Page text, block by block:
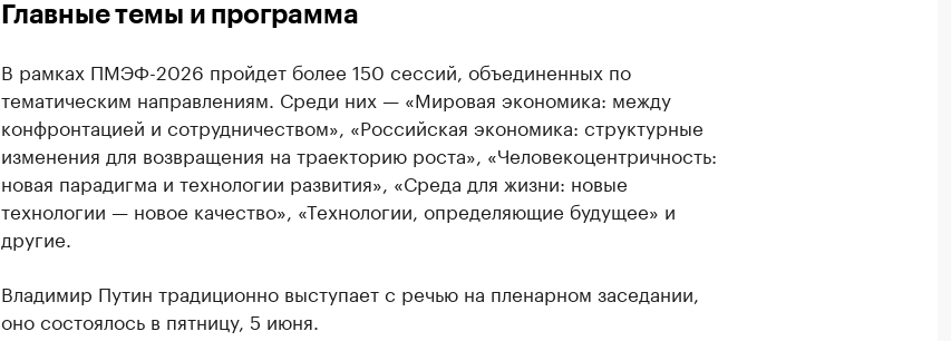
Главные темы и программа
В рамках ПМЭФ-2026 пройдет более 150 сессий, объединенных по
тематическим направлениям. Среди них — «Мировая экономика: между
конфронтацией и сотрудничеством», «Российская экономика: структурные
изменения для возвращения на траекторию роста», «Человекоцентричность:
новая парадигма и технологии развития», «Среда для жизни: новые
технологии — новое качество», «Технологии, определяющие будущее» и
другие.
Владимир Путин традиционно выступает с речью на пленарном заседании,
оно состоялось в пятницу, 5 июня.